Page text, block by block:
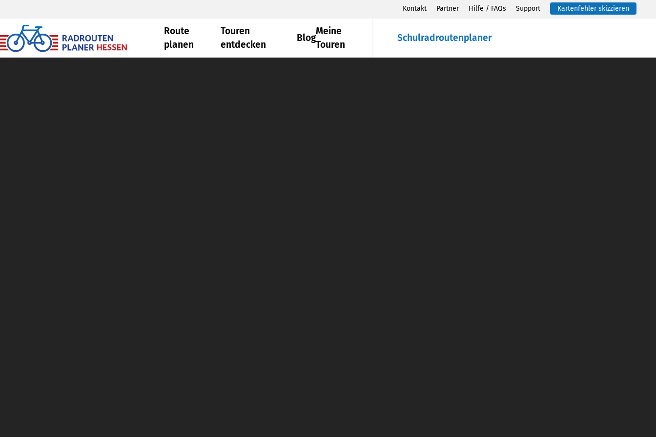
Kontakt Partner Hilfe / FAQs Support Kartenfehler skizzieren
Route
planen
Touren
entdecken
Blog
Meine
Touren
Schulradroutenplaner